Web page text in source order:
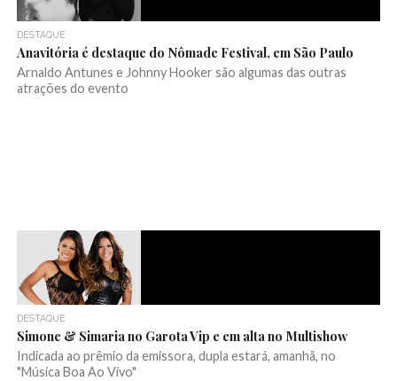
DESTAQUE
Anavitória é destaque do Nômade Festival, em São Paulo
Arnaldo Antunes e Johnny Hooker são algumas das outras
atrações do evento
DESTAQUE
Simone & Simaria no Garota Vip e em alta no Multishow
Indicada ao prêmio da emissora, dupla estará, amanhã, no
"Música Boa Ao Vivo"